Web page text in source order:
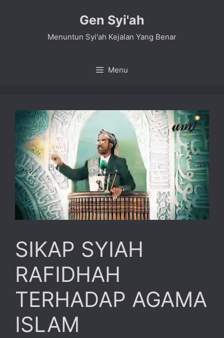
Gen Syi'ah
Menuntun Syi'ah Kejalan Yang Benar
Menu
SIKAP SYIAH
RAFIDHAH
TERHADAP AGAMA
ISLAM